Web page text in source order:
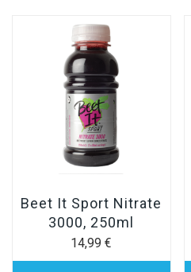
Beet It Sport Nitrate
3000, 250ml
14,99€